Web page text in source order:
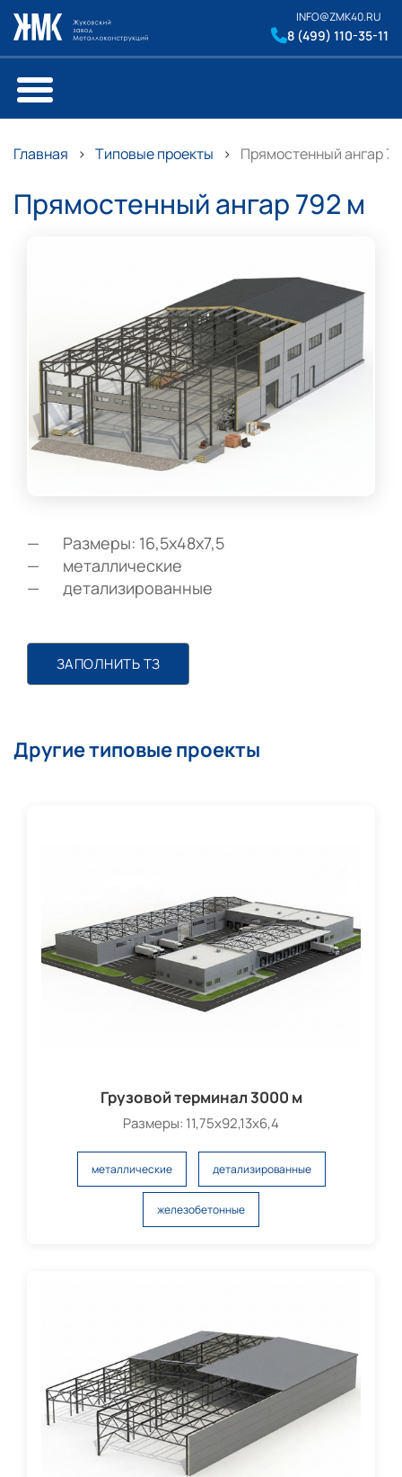
INFO@ZMK40.RU
8 (499) 110-35-11
Главная Типовые проекты Прямостенный ангар
Прямостенный ангар 792 м
Размеры: 16,5х48х7,5
металлические
детализированные
ЗАПОЛНИТЬ ТЗ
Другие типовые проекты
Грузовой терминал 3000 м
Размеры: 11,75х92,13х6,4
металлические детализированные
железобетонные